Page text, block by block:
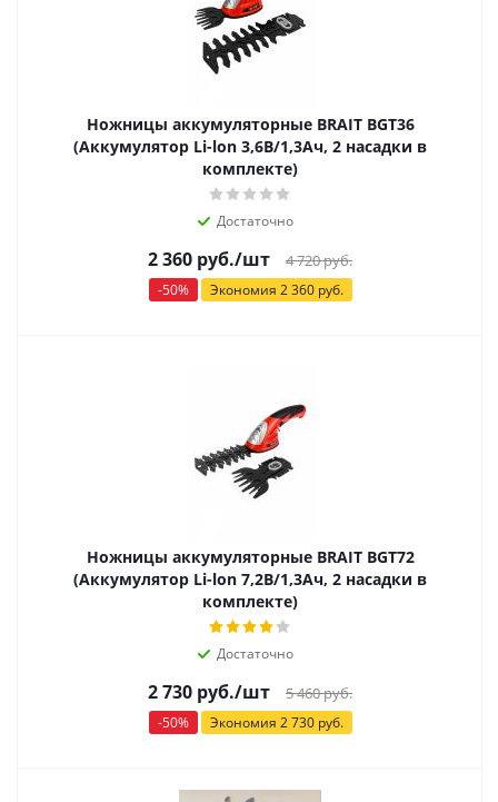
Ножницы аккумуляторные BRAIT BGT36
(Аккумулятор Li-lon 3,6В/1,3Ач, 2 насадки в
комплекте)
Достаточно
2 360 руб./шт 4 720руб.
-50% Экономия 2 360руб.
Ножницы аккумуляторные BRAIT BGT72
(Аккумулятор Li-lon 7,2В/1,3Ач, 2 насадки в
комплекте)
Достаточно
2 730 руб./шт 5 460руб.
-50% Экономия 2 730руб.